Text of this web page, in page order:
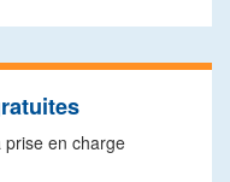
en charge